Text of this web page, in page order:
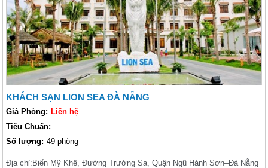
KHÁCH SẠN LION SEA ĐÀ NẴNG
Giá Phòng: Liên hệ
Tiêu Chuẩn:
Số lượng: 49 phòng
Địa chỉ: Biển Mỹ Khê, Đường Trường Sa, Quận Ngũ Hành Sơn–Đà Nẵng